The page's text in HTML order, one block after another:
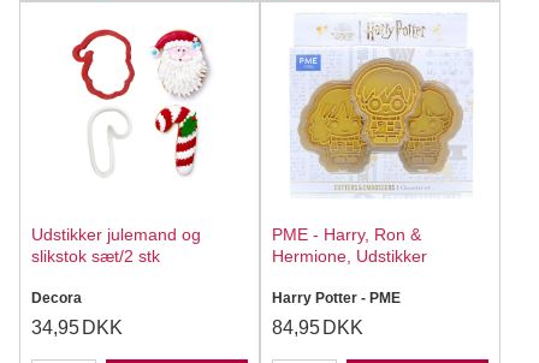
Udstikker julemand og
slikstok sæt/2 stk
Decora
34,95 DKK
PME - Harry, Ron &
Hermione, Udstikker
Harry Potter - PME
84,95 DKK